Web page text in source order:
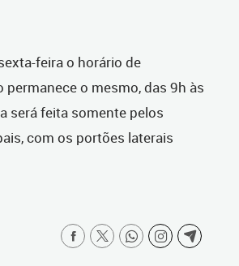
feira o horário de
o mesmo, das 9h às
será feita somente pelos
com os portões laterais